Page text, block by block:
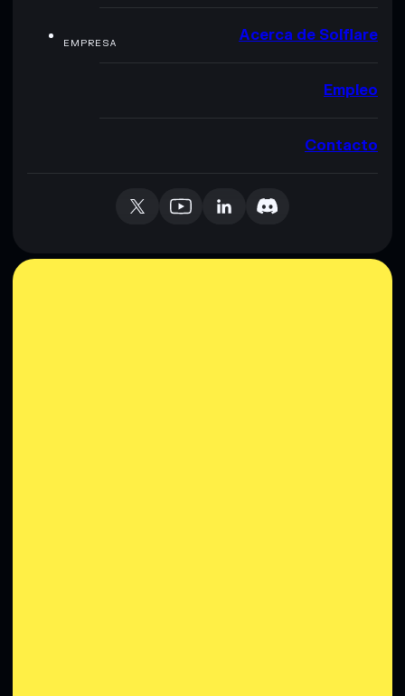
EMPRESA Acerca de Solflare
Empleo
Contacto